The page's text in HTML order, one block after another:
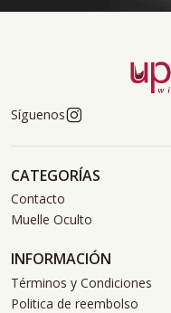
Síguenos
CATEGORÍAS
Contacto
Muelle Oculto
INFORMACIÓN
Términos y Condiciones
Politica de reembolso